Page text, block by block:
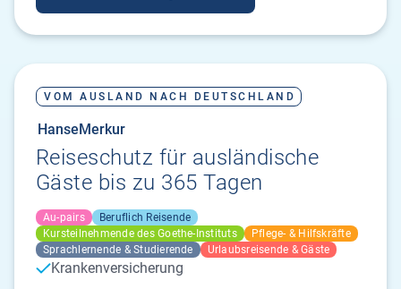
VOM AUSLAND NACH DEUTSCHLAND
HanseMerkur
Reiseschutz für ausländische
Gäste bis zu 365 Tagen
Au-pairs
Beruflich Reisende
Kursteilnehmende des Goethe-Instituts
Pflege- & Hilfskräfte
Sprachlernende & Studierende
Urlaubsreisende & Gäste
Krankenversicherung